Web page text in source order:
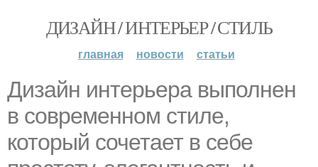
ДИЗАЙН / ИНТЕРЬЕР / СТИЛЬ
главная новости статьи
Дизайн интерьера выполнен
в современном стиле,
который сочетает в себе